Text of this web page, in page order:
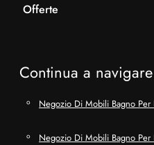
Offerte
Continua a navigare
Negozio Di Mobili Bagno Per
Negozio Di Mobili Bagno Per